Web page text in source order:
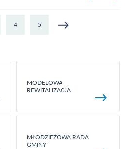
4 5
MODELOWA
REWITALIZACJA
MŁODZIEŻOWA RADA
GMINY